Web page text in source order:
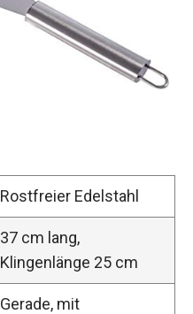
Rostfreier Edelstahl
37 cm lang,
Klingenlänge 25 cm
Gerade, mit